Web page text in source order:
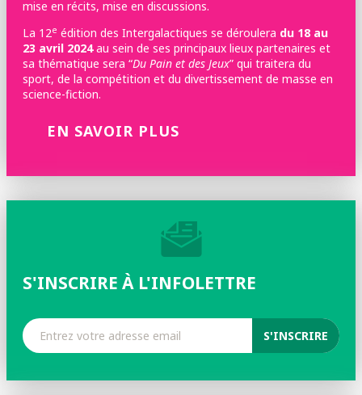
mise en récits, mise en discussions.
La 12e édition des Intergalactiques se déroulera du 18 au
23 avril 2024au sein de ses principaux lieux partenaires et
sa thématique sera “Du Pain et des Jeux” qui traitera du
sport, de la compétition et du divertissement de masse en
science-fiction.
EN SAVOIR PLUS
S'INSCRIRE À L'INFOLETTRE